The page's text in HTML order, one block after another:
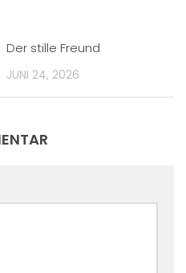
Der stille Freund
JUNI 24, 2026